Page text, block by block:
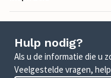
Hulp nodig?
Als u de informatie die u
Veelgestelde vragen,